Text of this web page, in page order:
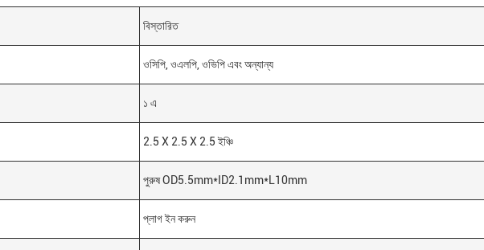
বিস্তারিত
ওসিপি, ওএলপি, ওভিপি এবং অন্যান্য
১ এ
2.5 X 2.5 X 2.5 ইঞ্চি
পুরুষ OD5.5mm*ID2.1mm*L10mm
প্লাগ ইন করুন